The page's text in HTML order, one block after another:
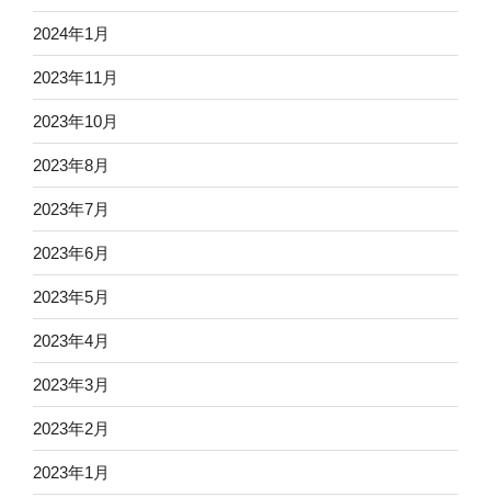
2024年1月
2023年11月
2023年10月
2023年8月
2023年7月
2023年6月
2023年5月
2023年4月
2023年3月
2023年2月
2023年1月